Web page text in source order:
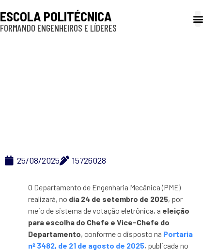
ESCOLA POLITÉCNICA
FORMANDO ENGENHEIROS E LÍDERES
25/08/2025 15726028
O Departamento de Engenharia Mecânica (PME)
realizará, no dia 24 de setembro de 2025, por
meio de sistema de votação eletrônica, a eleição
para escolha do Chefe e Vice-Chefe do
Departamento, conforme o disposto na Portaria
nº 3482, de 21 de agosto de 2025, publicada no